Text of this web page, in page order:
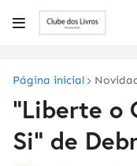
Página inicial
"Liberte o
Si" de